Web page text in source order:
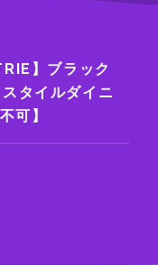
】ブラック
タイルダイニ
可】